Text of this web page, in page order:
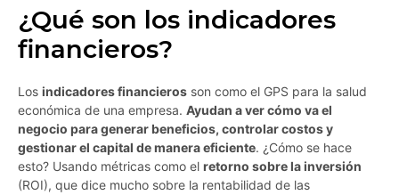
¿Qué son los indicadores
financieros?
Los indicadores financieros son como el GPS para la salud
económica de una empresa. Ayudan a ver cómo va el
negocio para generar beneficios, controlar costos y
gestionar el capital de manera eficiente. ¿Cómo se hace
esto? Usando métricas como el retorno sobre la inversión
(ROI), que dice mucho sobre la rentabilidad de las